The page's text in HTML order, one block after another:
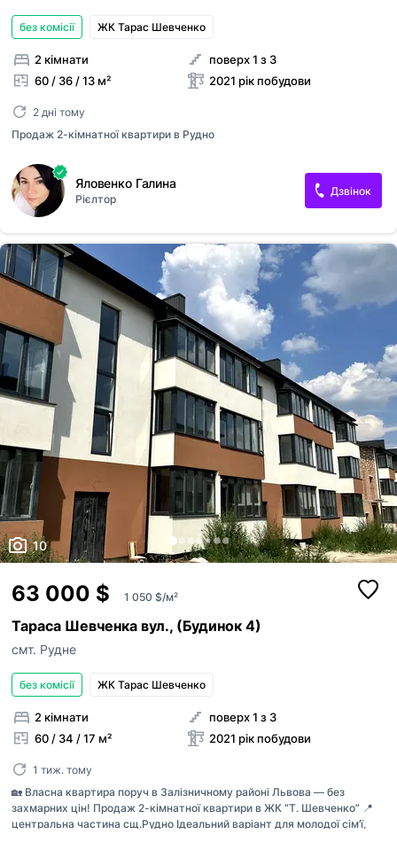
без комісії ЖК Тарас Шевченко
2 кімнати
60 / 36 / 13 м²
поверх 1 з 3
2021 рік побудови
2 дні тому
Продаж 2-кімнатної квартири в Рудно
Яловенко Галина
Рієлтор
Дзвінок
10
63 000 $ 1 050 $/м²
Тараса Шевченка вул., (Будинок 4)
смт. Рудне
без комісії ЖК Тарас Шевченко
2 кімнати
60 / 34 / 17 м²
поверх 1 з 3
2021 рік побудови
1 тиж. тому
🏡 Власна квартира поруч в Залізничному районі Львова — без
захмарних цін! Продаж 2-кімнатної квартири в ЖК “Т. Шевченко” 📍
центральна частина сщ.Рудно Ідеальний варіант для молодої сім’ї,
Поскаржитись
причина
Додати оголошення
Публікація оголошень доступна для
користувачів в ролі “Рієлтор” чи “Власник“.
Якщо на вашій сторінці АН залишились